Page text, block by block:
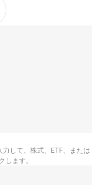
して、株式、ETF、または
します。